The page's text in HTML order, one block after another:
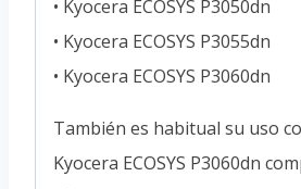
• Kyocera ECOSYS P3050dn
• Kyocera ECOSYS P3055dn
• Kyocera ECOSYS P3060dn
También es habitual su uso
Kyocera ECOSYS P3060dn